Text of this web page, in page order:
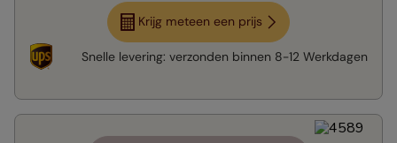
Krijg meteen een prijs
Snelle levering: verzonden binnen 8-12 Werkdagen